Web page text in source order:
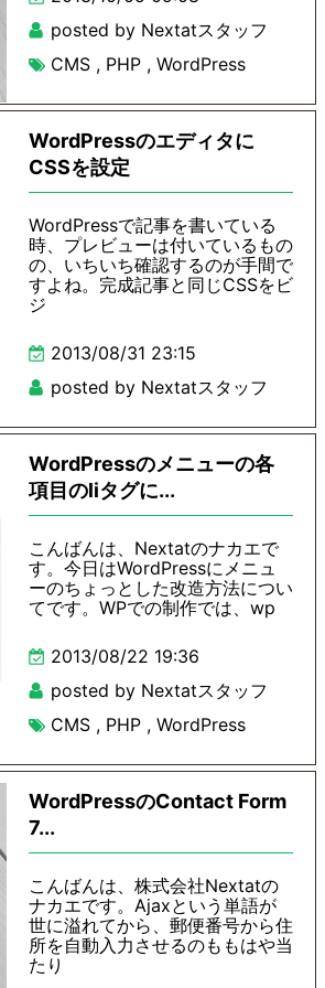
posted by Nextatスタッフ
CMS , PHP , WordPress
WordPressのエディタに
CSSを設定
WordPressで記事を書いている
時、プレビューは付いているもの
の、いちいち確認するのが手間で
すよね。完成記事と同じCSSをビ
ジ
2013/08/31 23:15
posted by Nextatスタッフ
WordPressのメニューの各
項目のliタグに...
こんばんは、Nextatのナカエで
す。今日はWordPressにメニュ
ーのちょっとした改造方法につい
てです。WPでの制作では、wp
2013/08/22 19:36
posted by Nextatスタッフ
CMS , PHP , WordPress
WordPressのContact Form
7...
こんばんは、株式会社Nextatの
ナカエです。Ajaxという単語が
世に溢れてから、郵便番号から住
所を自動入力させるのももはや当
たり